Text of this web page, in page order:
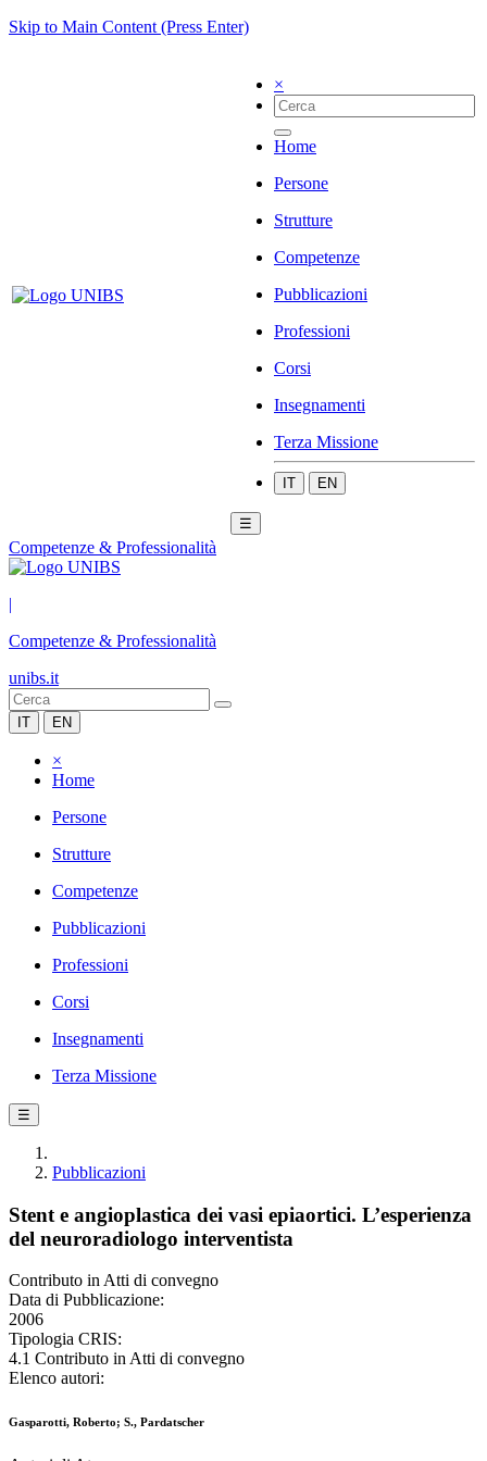
Skip to Main Content (Press Enter)
×
Home
Persone
Strutture
Competenze
Pubblicazioni
Professioni
Corsi
Insegnamenti
Terza Missione
IT EN
☰
Competenze & Professionalità
|
Competenze & Professionalità
unibs.it
IT EN
×
Home
Persone
Strutture
Competenze
Pubblicazioni
Professioni
Corsi
Insegnamenti
Terza Missione
☰
Pubblicazioni
Stent e angioplastica dei vasi epiaortici. L’esperienza
del neuroradiologo interventista
Contributo in Atti di convegno
Data di Pubblicazione:
2006
Tipologia CRIS:
4.1 Contributo in Atti di convegno
Elenco autori:
Gasparotti, Roberto; S., Pardatscher